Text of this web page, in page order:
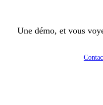
Une démo, et vous